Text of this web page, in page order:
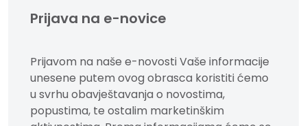
Prijava na e-novice
Prijavom na naše e-novosti Vaše informacije
unesene putem ovog obrasca koristiti ćemo
u svrhu obavještavanja o novostima,
popustima, te ostalim marketinškim